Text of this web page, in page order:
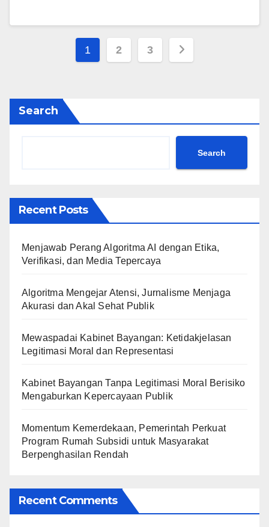
Posts
1 2 3
Search
Search
Recent Posts
Menjawab Perang Algoritma AI dengan Etika,
Verifikasi, dan Media Tepercaya
Algoritma Mengejar Atensi, Jurnalisme Menjaga
Akurasi dan Akal Sehat Publik
Mewaspadai Kabinet Bayangan: Ketidakjelasan
Legitimasi Moral dan Representasi
Kabinet Bayangan Tanpa Legitimasi Moral Berisiko
Mengaburkan Kepercayaan Publik
Momentum Kemerdekaan, Pemerintah Perkuat
Program Rumah Subsidi untuk Masyarakat
Berpenghasilan Rendah
Recent Comments